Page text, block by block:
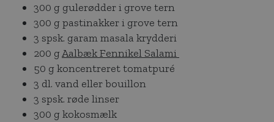
300 g gulerødder i grove tern
300 g pastinakker i grove tern
3 spsk. garam masala krydderi
200 gAalbæk Fennikel Salami
50 g koncentreret tomatpuré
3 dl. vand eller bouillon
3 spsk. røde linser
300 g kokosmælk